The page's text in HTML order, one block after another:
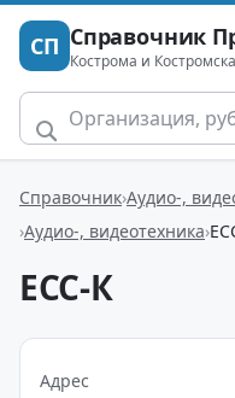
СП Справочник
Кострома и
Справочник Аудио-,
Аудио-, видеотехника
ЕСС-К
Адрес